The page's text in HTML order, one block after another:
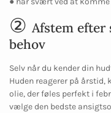
② Afstem efter
behov
Selv når du kender din
Huden reagerer på årstid,
olie, der føles perfekt i
vælge den bedste